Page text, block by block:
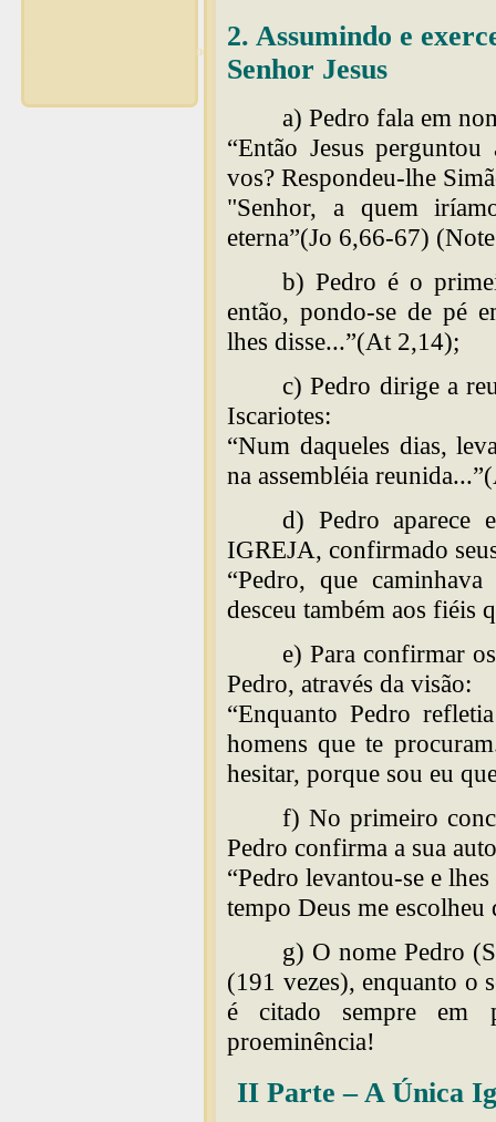
/home/dicionar/public_html/online.php2. Assumindo e
Senhor Jesus
a) Pedro fala em
“Então Jesus
vos? Respondeu-lhe
"Senhor, a quem
eterna”(Jo 6,66-67)
b) Pedro é o
então, pondo-se de pé
lhes disse...”(At 2,14);
c) Pedro dirige a
Iscariotes:
“Num daqueles dias,
na assembléia
d) Pedro aparece
IGREJA, confirmado
“Pedro, que
desceu também aos fiéis
e) Para confirmar
Pedro, através da visão:
“Enquanto Pedro
homens que te
hesitar, porque sou eu
f) No primeiro
Pedro confirma a sua
“Pedro levantou-se e
tempo Deus me
g) O nome Pedro
(191 vezes), enquanto o
é citado sempre em
proeminência!
II Parte – A Única